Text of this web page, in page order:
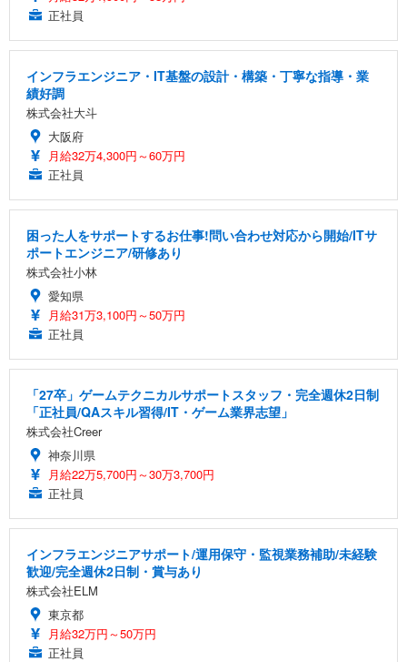
正社員
インフラエンジニア・IT基盤の設計・構築・丁寧な指導・業
績好調
株式会社大斗
大阪府
月給32万4,300円～60万円
正社員
困った人をサポートするお仕事!問い合わせ対応から開始/ITサ
ポートエンジニア/研修あり
株式会社小林
愛知県
月給31万3,100円～50万円
正社員
「27卒」ゲームテクニカルサポートスタッフ・完全週休2日制
「正社員/QAスキル習得/IT・ゲーム業界志望」
株式会社Creer
神奈川県
月給22万5,700円～30万3,700円
正社員
インフラエンジニアサポート/運用保守・監視業務補助/未経験
歓迎/完全週休2日制・賞与あり
株式会社ELM
東京都
月給32万円～50万円
正社員